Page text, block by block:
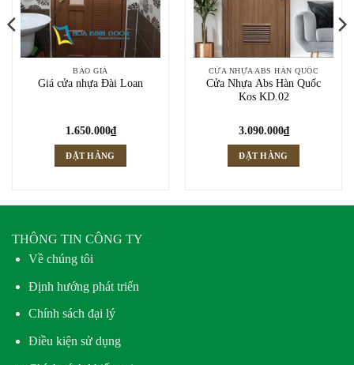
BÁO GIÁ
Giá cửa nhựa Đài Loan
1.650.000₫
ĐẶT HÀNG
CỬA NHỰA ABS HÀN QUỐC
Cửa Nhựa Abs Hàn Quốc
Kos KD.02
3.090.000₫
ĐẶT HÀNG
THÔNG TIN CÔNG TY
Về chúng tôi
Định hướng phát triển
Chính sách đại lý
Điều kiện sử dụng